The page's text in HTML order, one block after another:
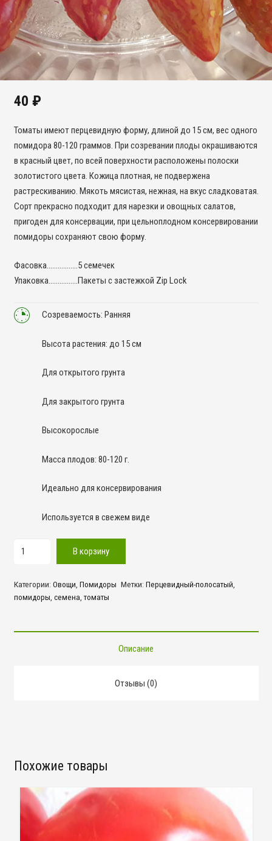
40 ₽
Томаты имеют перцевидную форму, длиной до 15 см, вес одного
помидора 80-120 граммов. При созревании плоды окрашиваются
в красный цвет, по всей поверхности расположены полоски
золотистого цвета. Кожица плотная, не подвержена
растрескиванию. Мякоть мясистая, нежная, на вкус сладковатая.
Сорт прекрасно подходит для нарезки и овощных салатов,
пригоден для консервации, при цельноплодном консервировании
помидоры сохраняют свою форму.
Фасовка……………..5 семечек
Упаковка…………….Пакеты с застежкой Zip Lock
Созреваемость: Ранняя
Высота растения: до 15 см
Для открытого грунта
Для закрытого грунта
Высокорослые
Масса плодов: 80-120 г.
Идеально для консервирования
Используется в свежем виде
Количество
полосатый
В корзину
Категории: Овощи Помидоры Метки: Перцевидный-полосатый
помидоры семена томаты
Описание
Отзывы (0)
Похожие товары